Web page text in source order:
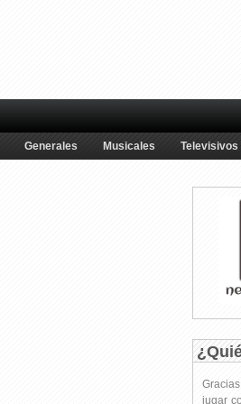
Generales Musicales Televisivos
jugar